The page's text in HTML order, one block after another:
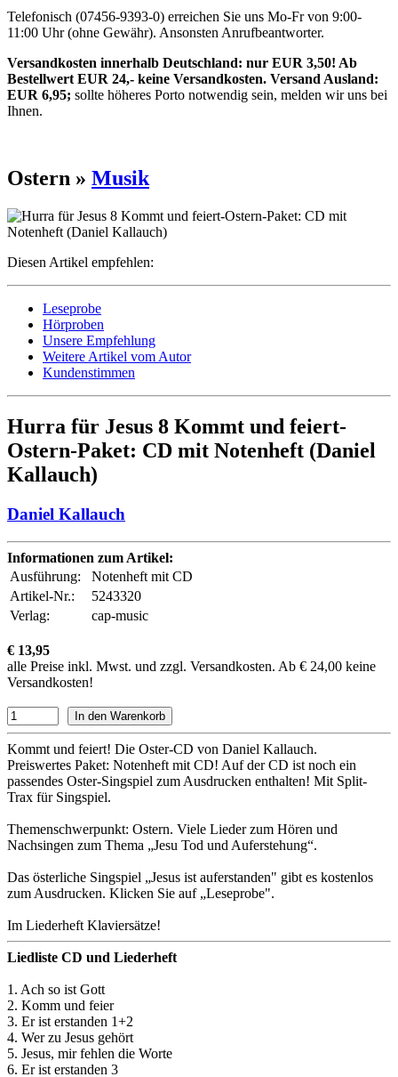
Telefonisch (07456-9393-0) erreichen Sie uns Mo-Fr von 9:00-
11:00 Uhr (ohne Gewähr). Ansonsten Anrufbeantworter.
Versandkosten innerhalb Deutschland: nur EUR 3,50! Ab
Bestellwert EUR 24,- keine Versandkosten. Versand Ausland:
EUR 6,95; sollte höheres Porto notwendig sein, melden wir uns bei
Ihnen.
Ostern » Musik
Diesen Artikel empfehlen:
Leseprobe
Hörproben
Unsere Empfehlung
Weitere Artikel vom Autor
Kundenstimmen
Hurra für Jesus 8 Kommt und feiert-
Ostern-Paket: CD mit Notenheft (Daniel
Kallauch)
Daniel Kallauch
Informationen zum Artikel:
Ausführung:
Notenheft mit CD
Artikel-Nr.:
5243320
Verlag:
cap-music
€ 13,95
alle Preise inkl. Mwst. und zzgl. Versandkosten. Ab € 24,00 keine
Versandkosten!
Kommt und feiert! Die Oster-CD von Daniel Kallauch.
Preiswertes Paket: Notenheft mit CD! Auf der CD ist noch ein
passendes Oster-Singspiel zum Ausdrucken enthalten! Mit Split-
Trax für Singspiel.
Themenschwerpunkt: Ostern. Viele Lieder zum Hören und
Nachsingen zum Thema „Jesu Tod und Auferstehung“.
Das österliche Singspiel „Jesus ist auferstanden" gibt es kostenlos
zum Ausdrucken. Klicken Sie auf „Leseprobe".
Im Liederheft Klaviersätze!
Liedliste CD und Liederheft
1. Ach so ist Gott
2. Komm und feier
3. Er ist erstanden 1+2
4. Wer zu Jesus gehört
5. Jesus, mir fehlen die Worte
6. Er ist erstanden 3